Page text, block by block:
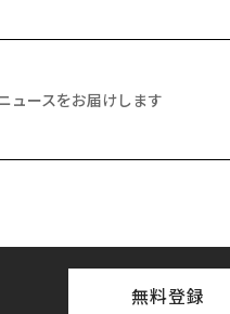
ュースをお届けします
無料登録